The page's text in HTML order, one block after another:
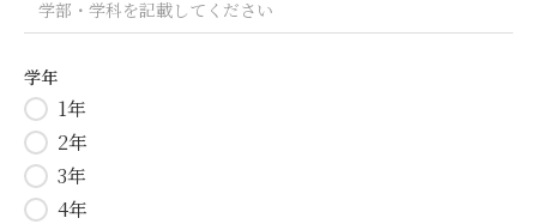
学年
1年
2年
3年
4年